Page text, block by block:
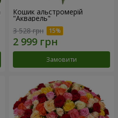
Кошик альстромерій
"Акварель"
3 528 грн
Замовити